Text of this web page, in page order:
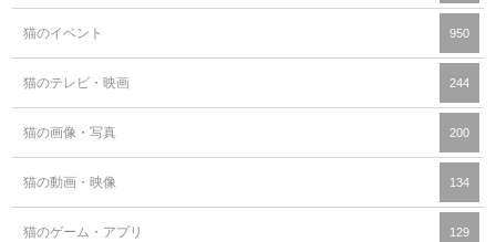
猫のイベント 950
猫のテレビ・映画 244
猫の画像・写真 200
猫の動画・映像 134
猫のゲーム・アプリ 129